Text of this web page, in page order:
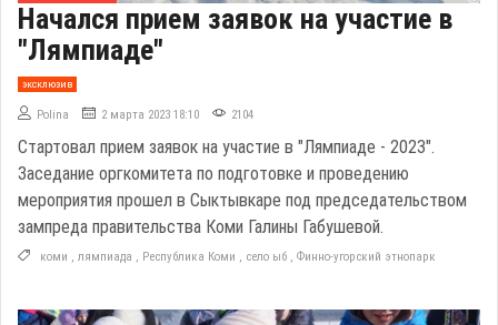
Начался прием заявок на участие в
"Лямпиаде"
эксклюзив
Polina 2 марта 2023 18:10 2104
Стартовал прием заявок на участие в "Лямпиаде - 2023".
Заседание оргкомитета по подготовке и проведению
мероприятия прошел в Сыктывкаре под председательством
зампреда правительства Коми Галины Габушевой.
коми , лямпиада , Республика Коми , село ыб , Финно-угорский этнопарк